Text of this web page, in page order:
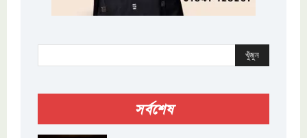
খুঁজুন
সর্বশেষ